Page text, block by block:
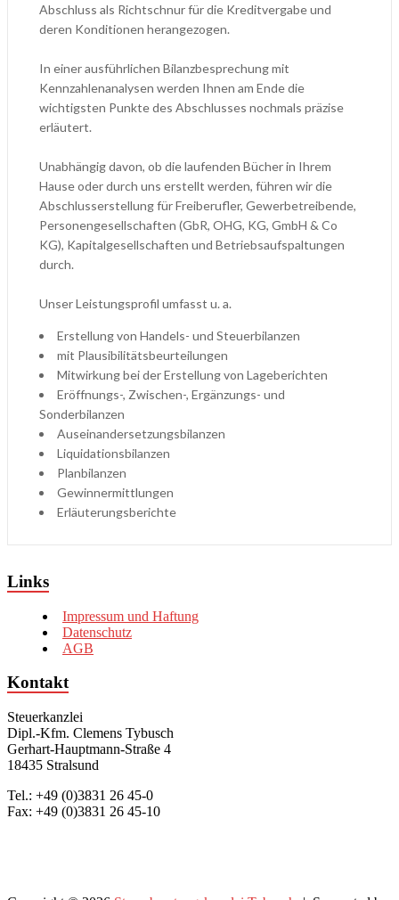
Abschluss als Richtschnur für die Kreditvergabe und
deren Konditionen herangezogen.
In einer ausführlichen Bilanzbesprechung mit
Kennzahlenanalysen werden Ihnen am Ende die
wichtigsten Punkte des Abschlusses nochmals präzise
erläutert.
Unabhängig davon, ob die laufenden Bücher in Ihrem
Hause oder durch uns erstellt werden, führen wir die
Abschlusserstellung für Freiberufler, Gewerbetreibende,
Personengesellschaften (GbR, OHG, KG, GmbH & Co
KG), Kapitalgesellschaften und Betriebsaufspaltungen
durch.
Unser Leistungsprofil umfasst u. a.
Erstellung von Handels- und Steuerbilanzen
mit Plausibilitätsbeurteilungen
Mitwirkung bei der Erstellung von Lageberichten
Eröffnungs-, Zwischen-, Ergänzungs- und
Sonderbilanzen
Auseinandersetzungsbilanzen
Liquidationsbilanzen
Planbilanzen
Gewinnermittlungen
Erläuterungsberichte
Links
Impressum und Haftung
Datenschutz
AGB
Kontakt
Steuerkanzlei
Dipl.-Kfm. Clemens Tybusch
Gerhart-Hauptmann-Straße 4
18435 Stralsund
Tel.: +49 (0)3831 26 45-0
Fax: +49 (0)3831 26 45-10